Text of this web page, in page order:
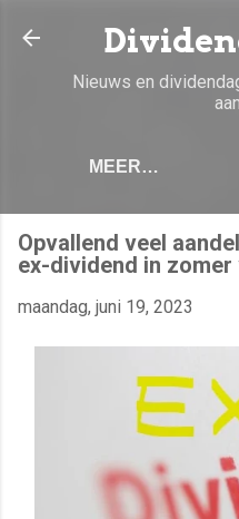
Doorgaan
Nieuws en
MEER…
Opvallend veel
ex-dividend in zomer
maandag, juni 19, 2023